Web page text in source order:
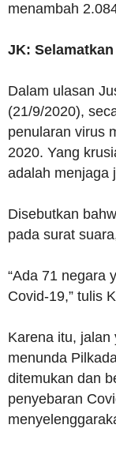
menambah
JK:
Dalam ulasan
(21/9/2020),
penularan virus
2020. Yang
adalah menjaga
Disebutkan
pada surat
“Ada 71 negara
Covid-19,” tulis
Karena itu, jalan
menunda
ditemukan dan
penyebaran